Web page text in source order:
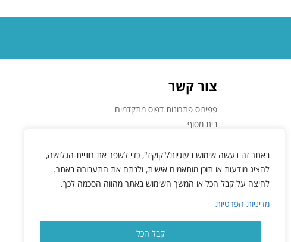
באתר זה נעשה שימוש בעוגיות/"קוקיז", כדי לשפר את חוויית הגלישה,
להציג מודעות או תוכן מותאמים אישית, ולנתח את התעבורה באתר.
לחיצה על קבל הכל או המשך השימוש באתר מהווה הסכמה לכך.
מדיניות הפרטיות
קבל הכל
צור קשר
פפירוס פתרונות דפוס מתקדמים
בית מסוף
א.ת. חדש ראשל"צ
050-4961488
info@papirus.co.il